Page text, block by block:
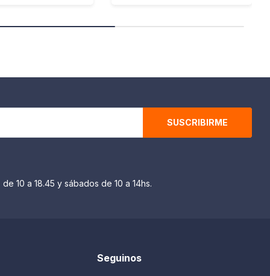
SUSCRIBIRME
10 a 18.45 y sábados de 10 a 14hs.
Seguinos